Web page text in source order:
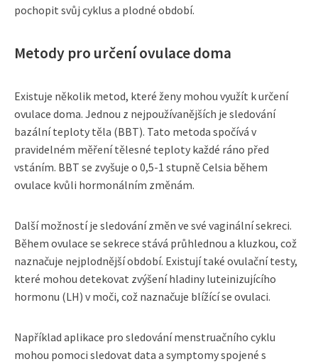
pochopit svůj cyklus a plodné období.
Metody pro určení ovulace doma
Existuje několik metod, které ženy mohou využít k určení
ovulace doma. Jednou z nejpoužívanějších je sledování
bazální teploty těla (BBT). Tato metoda spočívá v
pravidelném měření tělesné teploty každé ráno před
vstáním. BBT se zvyšuje o 0,5-1 stupně Celsia během
ovulace kvůli hormonálním změnám.
Další možností je sledování změn ve své vaginální sekreci.
Během ovulace se sekrece stává průhlednou a kluzkou, což
naznačuje nejplodnější období. Existují také ovulační testy,
které mohou detekovat zvýšení hladiny luteinizujícího
hormonu (LH) v moči, což naznačuje blížící se ovulaci.
Například aplikace pro sledování menstruačního cyklu
mohou pomoci sledovat data a symptomy spojené s